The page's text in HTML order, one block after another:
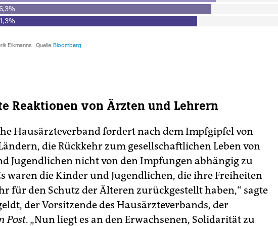
Reaktionen von Ärzten und Lehrern
Hausärzteverband fordert nach dem Impfgipfel von
die Rückkehr zum gesellschaftlichen Leben von
Jugendlichen nicht von den Impfungen abhängig zu
waren die Kinder und Jugendlichen, die ihre Freiheiten
für den Schutz der Älteren zurückgestellt haben,“ sagte
der Vorsitzende des Hausärzteverbands, der
Post. „Nun liegt es an den Erwachsenen, Solidarität zu